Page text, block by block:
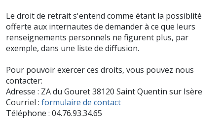
Le droit de retrait s'entend comme étant la possiblité
offerte aux internautes de demander à ce que leurs
renseignements personnels ne figurent plus, par
exemple, dans une liste de diffusion.
Pour pouvoir exercer ces droits, vous pouvez nous
contacter:
Adresse : ZA du Gouret 38120 Saint Quentin sur Isère
Courriel : formulaire de contact
Téléphone : 04.76.93.34.65